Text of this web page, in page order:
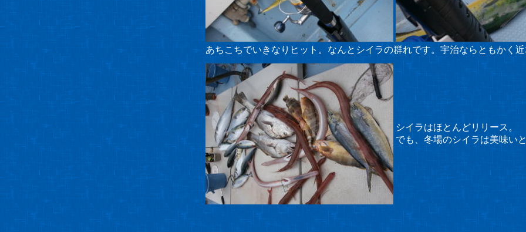
あちこちでいきなりヒット。なんとシイラの群れです。宇治ならともかく
シイラはほとんどリリース。
でも、冬場のシイラは美味い